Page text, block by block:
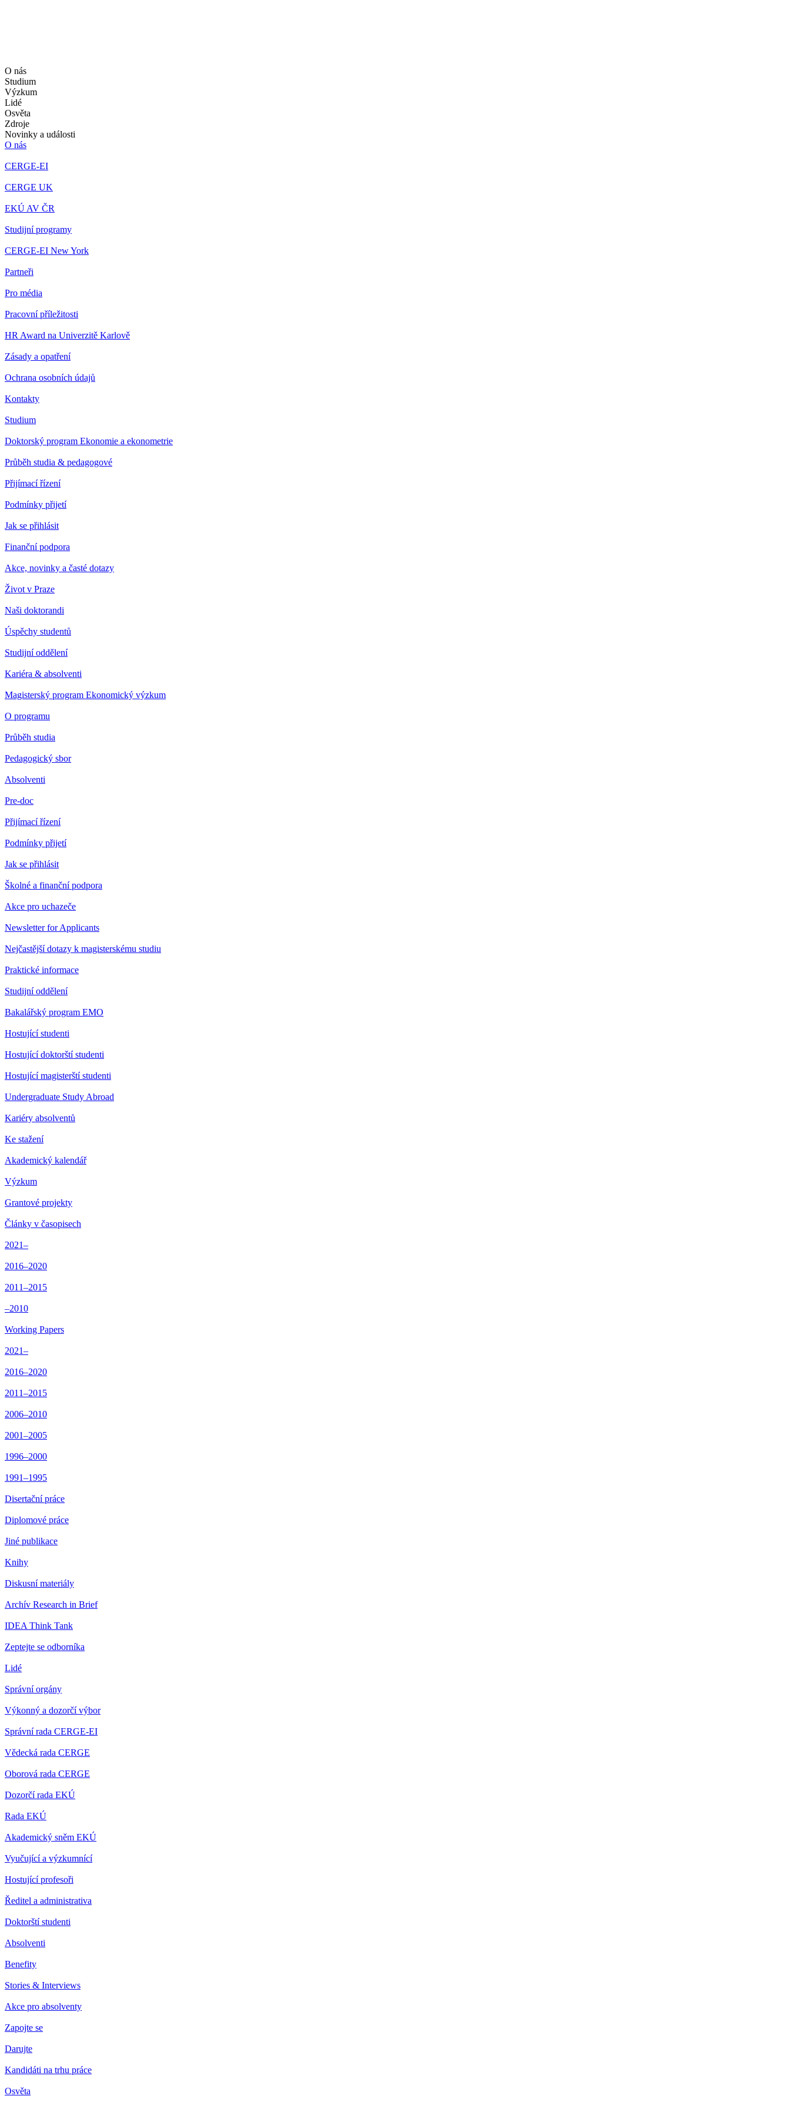
O nás
Studium
Výzkum
Lidé
Osvěta
Zdroje
Novinky a události
O nás
CERGE-EI
CERGE UK
EKÚ AV ČR
Studijní programy
CERGE-EI New York
Partneři
Pro média
Pracovní příležitosti
HR Award na Univerzitě Karlově
Zásady a opatření
Ochrana osobních údajů
Kontakty
Studium
Doktorský program Ekonomie a ekonometrie
Průběh studia & pedagogové
Přijímací řízení
Podmínky přijetí
Jak se přihlásit
Finanční podpora
Akce, novinky a časté dotazy
Život v Praze
Naši doktorandi
Úspěchy studentů
Studijní oddělení
Kariéra & absolventi
Magisterský program Ekonomický výzkum
O programu
Průběh studia
Pedagogický sbor
Absolventi
Pre-doc
Přijímací řízení
Podmínky přijetí
Jak se přihlásit
Školné a finanční podpora
Akce pro uchazeče
Newsletter for Applicants
Nejčastější dotazy k magisterskému studiu
Praktické informace
Studijní oddělení
Bakalářský program EMO
Hostující studenti
Hostující doktorští studenti
Hostující magisterští studenti
Undergraduate Study Abroad
Kariéry absolventů
Ke stažení
Akademický kalendář
Výzkum
Grantové projekty
Články v časopisech
2021–
2016–2020
2011–2015
–2010
Working Papers
2021–
2016–2020
2011–2015
2006–2010
2001–2005
1996–2000
1991–1995
Disertační práce
Diplomové práce
Jiné publikace
Knihy
Diskusní materiály
Archív Research in Brief
IDEA Think Tank
Zeptejte se odborníka
Lidé
Správní orgány
Výkonný a dozorčí výbor
Správní rada CERGE-EI
Vědecká rada CERGE
Oborová rada CERGE
Dozorčí rada EKÚ
Rada EKÚ
Akademický sněm EKÚ
Vyučující a výzkumnící
Hostující profesoři
Ředitel a administrativa
Doktorští studenti
Absolventi
Benefity
Stories & Interviews
Akce pro absolventy
Zapojte se
Darujte
Kandidáti na trhu práce
Osvěta